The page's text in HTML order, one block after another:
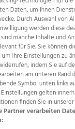
Mediadaten
Impressum
Ehrenkodex
Daten, um Ihnen
Durch Auswahl von
werden diese
manche Inhalte und
für Sie. Sie können
Ihre Einstellungen zu
indem Sie auf
am unteren Rand
Symbol unten links
gelten
finden Sie in
Partner verarbeiten